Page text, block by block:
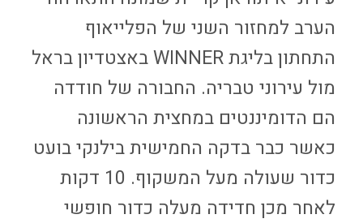
הערב למחזור השני של הפלייאוף
התחתון בליגת WINNER באצטדיון בראל
מול עירוני טבריה. החבורה של חודדה
הם הדומיננטים במחצית הראשונה
כאשר כבר בדקה החמישית בילנקי בועט
כדור שעולה מעל המשקוף. 10 דקות
לאחר מכן חדידה מעלה כדור חופשי